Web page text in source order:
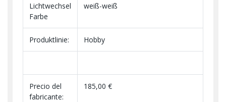
Lichtwechsel
Farbe
weiß-weiß
Produktlinie: Hobby
Precio del
fabricante:
185,00 €